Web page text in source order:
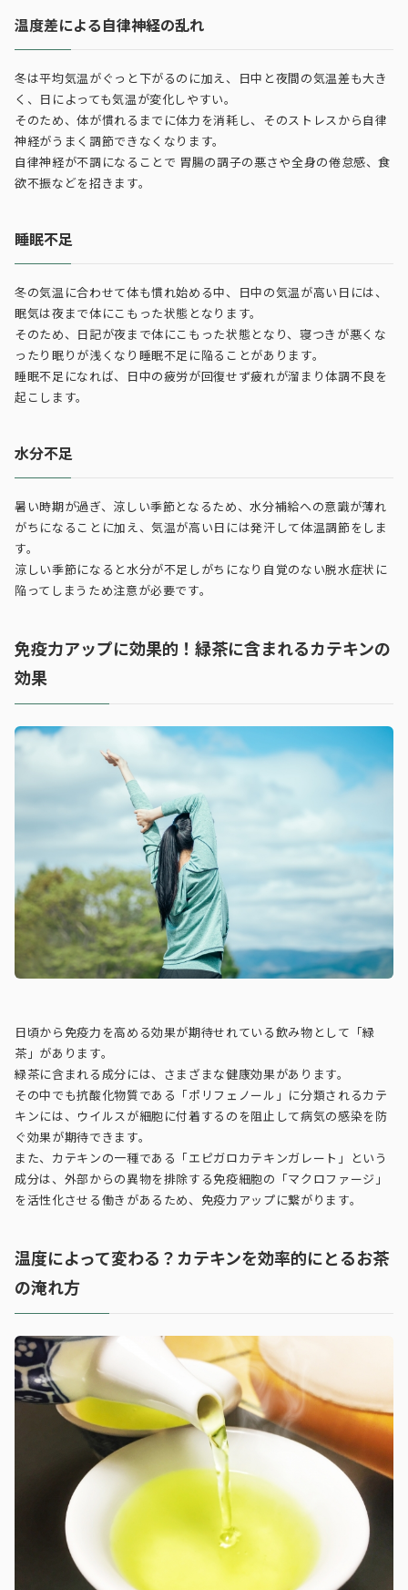
温度差による自律神経の乱れ
冬は平均気温がぐっと下がるのに加え、日中と夜間の気温差も大き
く、日によっても気温が変化しやすい。
そのため、体が慣れるまでに体力を消耗し、そのストレスから自律
神経がうまく調節できなくなります。
自律神経が不調になることで 胃腸の調子の悪さや全身の倦怠感、食
欲不振などを招きます。
睡眠不足
冬の気温に合わせて体も慣れ始める中、日中の気温が高い日には、
眠気は夜まで体にこもった状態となります。
そのため、日記が夜まで体にこもった状態となり、寝つきが悪くな
ったり眠りが浅くなり睡眠不足に陥ることがあります。
睡眠不足になれば、日中の疲労が回復せず疲れが溜まり体調不良を
起こします。
水分不足
暑い時期が過ぎ、涼しい季節となるため、水分補給への意識が薄れ
がちになることに加え、気温が高い日には発汗して体温調節をしま
す。
涼しい季節になると水分が不足しがちになり自覚のない脱水症状に
陥ってしまうため注意が必要です。
免疫力アップに効果的！緑茶に含まれるカテキンの
効果
日頃から免疫力を高める効果が期待せれている飲み物として「緑
茶」があります。
緑茶に含まれる成分には、さまざまな健康効果があります。
その中でも抗酸化物質である「ポリフェノール」に分類されるカテ
キンには、ウイルスが細胞に付着するのを阻止して病気の感染を防
ぐ効果が期待できます。
また、カテキンの一種である「エピガロカテキンガレート」という
成分は、外部からの異物を排除する免疫細胞の「マクロファージ」
を活性化させる働きがあるため、免疫力アップに繋がります。
温度によって変わる？カテキンを効率的にとるお茶
の淹れ方